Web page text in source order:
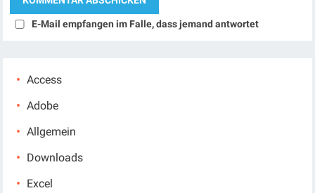
E-Mail empfangen im Falle, dass jemand antwortet
Access
Adobe
Allgemein
Downloads
Excel